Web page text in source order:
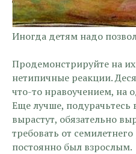
Иногда детям надо
Продемонстрируйте на
нетипичные реакции.
что-то нравоучением, на
Еще лучше, подурачьтесь
вырастут, обязательно
требовать от
постоянно был взрослым.